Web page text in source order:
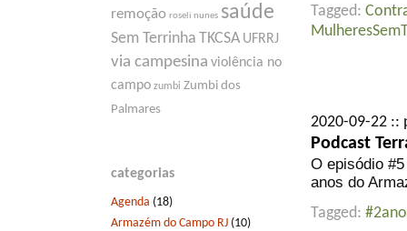
remoção roseli nunes saúde
Sem Terrinha TKCSA UFRRJ
via campesina violência no
campo zumbi Zumbi dos
Palmares
categorias
Agenda (18)
Armazém do Campo RJ (10)
Tagged:
2020-09-22
Podcast
O episódio
anos do
Tagged: